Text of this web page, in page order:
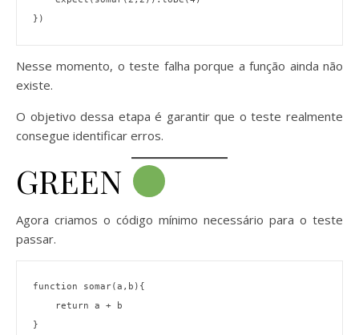
})
Nesse momento, o teste falha porque a função ainda não
existe.
O objetivo dessa etapa é garantir que o teste realmente
consegue identificar erros.
GREEN
Agora criamos o código mínimo necessário para o teste
passar.
function somar(a,b){
    return a + b
}